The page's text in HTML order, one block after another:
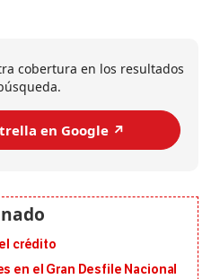
cobertura en los resultados
en Google ↗️
crédito
en el Gran Desfile Nacional